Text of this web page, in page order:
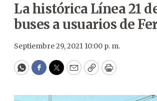
La histórica Línea 21
buses a usuarios de
Septiembre 29, 2021 10:00 p. m.
WhatsApp
Facebook
Twitter
EmailCopyPrint